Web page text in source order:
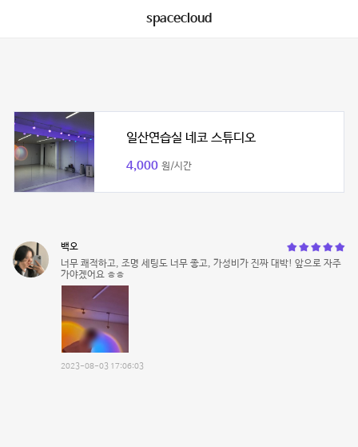
spacecloud
일산연습실 네코 스튜디오
4,000 원/시간
백오
너무 쾌적하고, 조명 세팅도 너무 좋고, 가성비가 진짜 대박! 앞으로 자주
가야겠어요 ㅎㅎ
2023-08-03 17:06:03